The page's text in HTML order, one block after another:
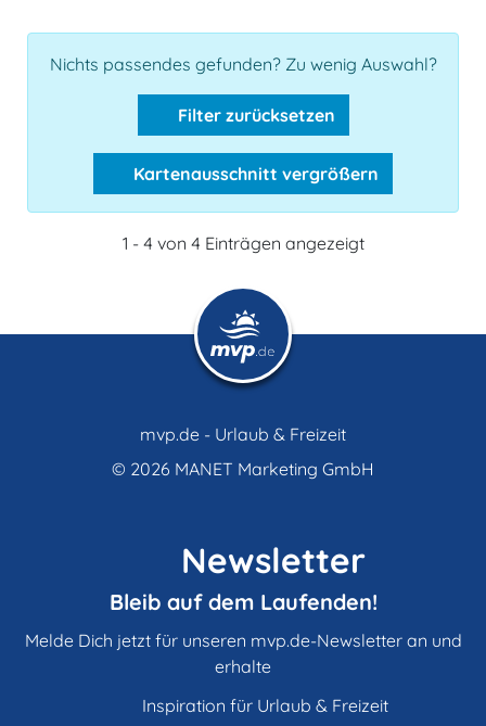
Nichts passendes gefunden? Zu wenig Auswahl?
Filter zurücksetzen
Kartenausschnitt vergrößern
1 - 4 von 4 Einträgen angezeigt
mvp.de - Urlaub & Freizeit
© 2026 MANET Marketing GmbH
Newsletter
Bleib auf dem Laufenden!
Melde Dich jetzt für unseren mvp.de-Newsletter an und
erhalte
Inspiration für Urlaub & Freizeit